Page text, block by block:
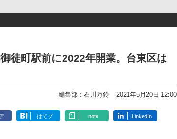
徒町駅前に2022年開業。台東区は
編集部：石川万鈴 2021年5月20日 12:00
はてブ note LinkedIn